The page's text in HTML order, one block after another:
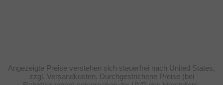
Angezeigte Preise verstehen sich steuerfrei nach United States,
zzgl. Versandkosten. Durchgestrichene Preise (bei